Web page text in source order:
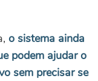
o sistema ainda
podem ajudar o
sem precisar se